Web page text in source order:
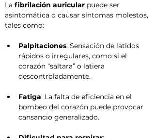
La fibrilación auricular puede ser
asintomática o causar síntomas molestos,
tales como:
Palpitaciones: Sensación de latidos
rápidos o irregulares, como si el
corazón “saltara” o latiera
descontroladamente.
Fatiga: La falta de eficiencia en el
bombeo del corazón puede provocar
cansancio generalizado.